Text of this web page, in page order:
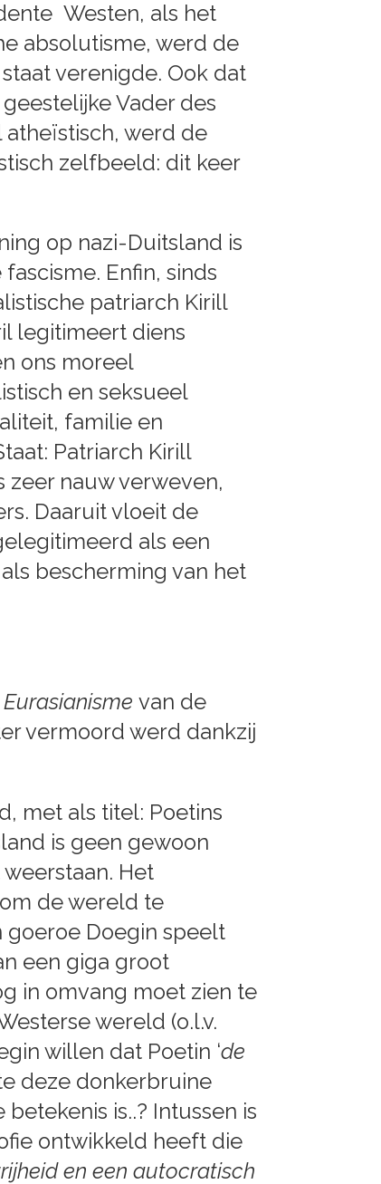
Westen, als het
absolutisme, werd de
verenigde. Ook dat
Vader des
werd de
zelfbeeld: dit keer
op nazi-Duitsland is
Enfin, sinds
patriarch Kirill
legitimeert diens
ons moreel
en seksueel
familie en
Patriarch Kirill
zeer nauw verweven,
Daaruit vloeit de
als een
als bescherming van het
Eurasianisme van de
vermoord werd dankzij
met als titel: Poetins
is geen gewoon
Het
de wereld te
goeroe Doegin speelt
een giga groot
in omvang moet zien te
wereld (o.l.v.
willen dat Poetin ‘de
deze donkerbruine
is..? Intussen is
ontwikkeld heeft die
en een autocratisch